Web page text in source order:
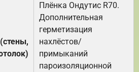
Плёнка Ондутис R70.
Дополнительная
герметизация
нахлёстов/
примыканий
пароизоляционной